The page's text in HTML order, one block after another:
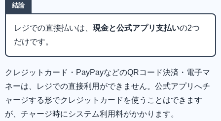
結論
レジでの直接払いは、 現金と公式アプリ支払いの2つ
だけです。
クレジットカード・PayPayなどのQRコード決済・電子マ
ネーは、レジでの直接利用ができません。公式アプリへチ
ャージする形でクレジットカードを使うことはできます
が、チャージ時にシステム利用料がかかります。